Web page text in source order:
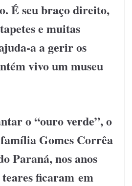
É seu braço direito,
e muitas
a a gerir os
vivo um museu
o “ouro verde”, o
Gomes Corrêa
Paraná, nos anos
ficaram em